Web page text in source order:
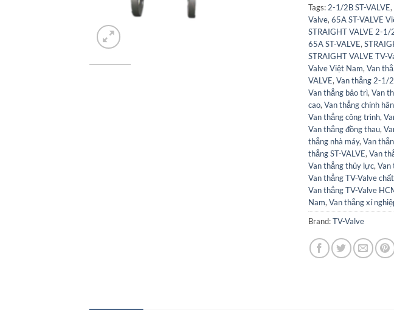
Tags: 2-1/2B ST-VALVE,
Valve, 65A ST-VALVE
STRAIGHT VALVE 2-1/
65A ST-VALVE,
STRAIGHT VALVE TV-
Valve Việt Nam, Van
VALVE, Van thẳng 2-1/
Van thẳng bảo trì, Van
cao, Van thẳng chính
Van thẳng công trình,
Van thẳng đồng thau,
thẳng nhà máy, Van
thẳng ST-VALVE, Van
Van thẳng thủy lực, Van
Van thẳng TV-Valve
Van thẳng TV-Valve
Nam, Van thẳng xí
Brand:TV-Valve